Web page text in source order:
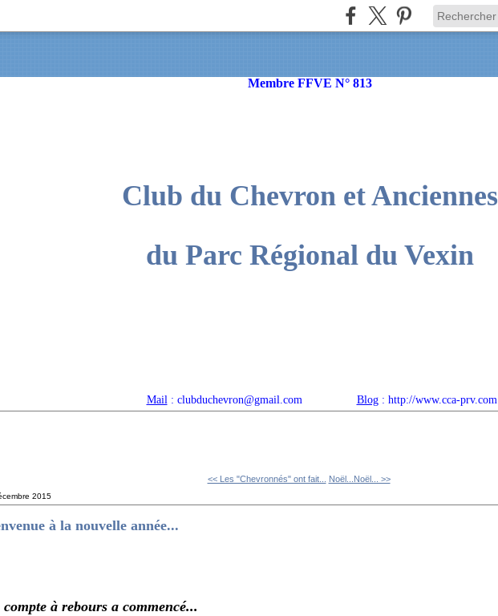
Membre FFVE N° 813
Club du Chevron et Anciennes
du Parc Régional du Vexin
Mail : clubduchevron@gmail.com Blog: http://www.cca-prv.com
<< Les "Chevronnés" ont fait... Noël...Noël... >>
2015
à la nouvelle année...
compte à rebours a commencé...